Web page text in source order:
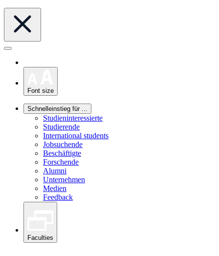
Font size
Schnelleinstieg für ...
Studieninteressierte
Studierende
International students
Jobsuchende
Beschäftigte
Forschende
Alumni
Unternehmen
Medien
Feedback
Faculties